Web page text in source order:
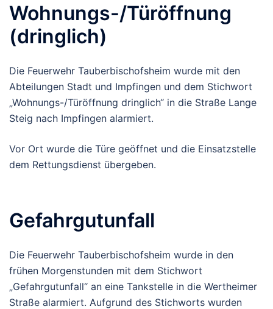
Wohnungs-/Türöffnung
(dringlich)
Die Feuerwehr Tauberbischofsheim wurde mit den
Abteilungen Stadt und Impfingen und dem Stichwort
„Wohnungs-/Türöffnung dringlich“ in die Straße Lange
Steig nach Impfingen alarmiert.
Vor Ort wurde die Türe geöffnet und die Einsatzstelle
dem Rettungsdienst übergeben.
Gefahrgutunfall
Die Feuerwehr Tauberbischofsheim wurde in den
frühen Morgenstunden mit dem Stichwort
„Gefahrgutunfall“ an eine Tankstelle in die Wertheimer
Straße alarmiert. Aufgrund des Stichworts wurden